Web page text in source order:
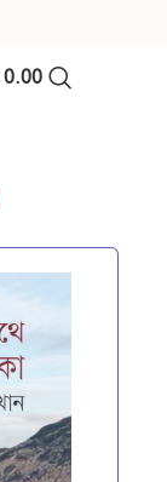
0.00